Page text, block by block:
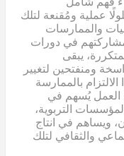
عملية ومُقنعة لتلك
والممارسات
مشاركتهم في دورات
يبقى
ومنفتحين لتغيير
بالممارسة
العمل يُسهم في
التربوية،
ويساهم في انتاج
والثقافي لتلك